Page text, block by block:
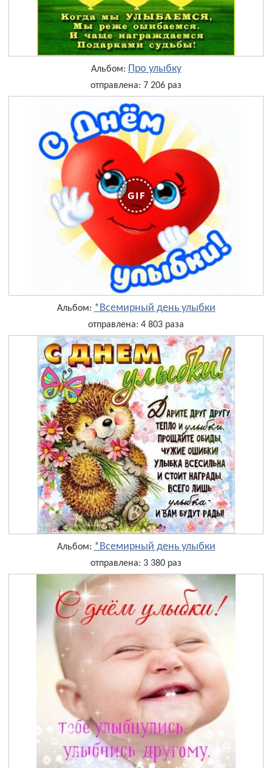
Альбом: Про улыбку
отправлена: 7 206 раз
Альбом: *Всемирный день улыбки
отправлена: 4 803 раза
Альбом: *Всемирный день улыбки
отправлена: 3 380 раз